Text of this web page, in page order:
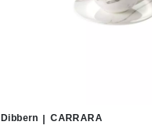
Dibbern CARRARA